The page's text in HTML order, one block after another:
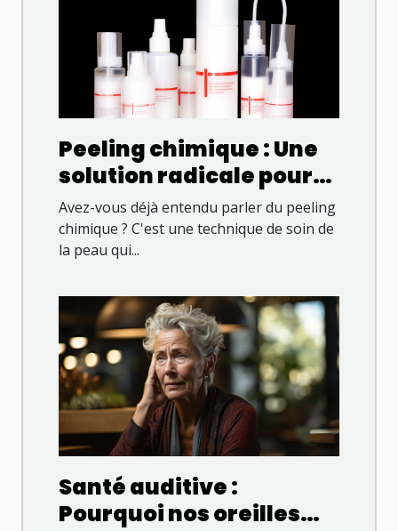
Peeling chimique : Une
solution radicale pour
une peau éclatante
Avez-vous déjà entendu parler du peeling
chimique ? C'est une technique de soin de
la peau qui...
Santé auditive :
Pourquoi nos oreilles